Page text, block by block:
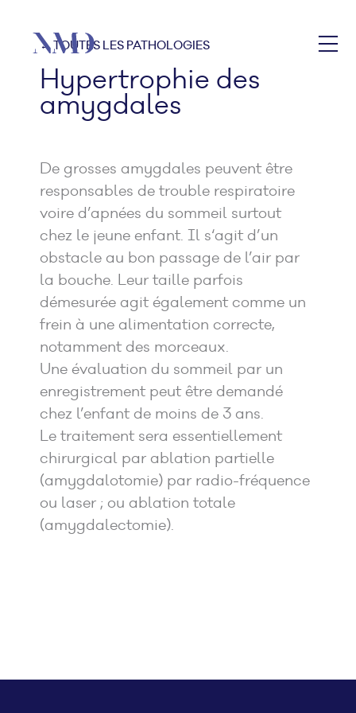
← TOUTES LES PATHOLOGIES
Hypertrophie des
amygdales
De grosses amygdales peuvent être
responsables de trouble respiratoire
voire d’apnées du sommeil surtout
chez le jeune enfant. Il s‘agit d’un
obstacle au bon passage de l’air par
la bouche. Leur taille parfois
démesurée agit également comme un
frein à une alimentation correcte,
notamment des morceaux.
Une évaluation du sommeil par un
enregistrement peut être demandé
chez l’enfant de moins de 3 ans.
Le traitement sera essentiellement
chirurgical par ablation partielle
(amygdalotomie) par radio-fréquence
ou laser ; ou ablation totale
(amygdalectomie).